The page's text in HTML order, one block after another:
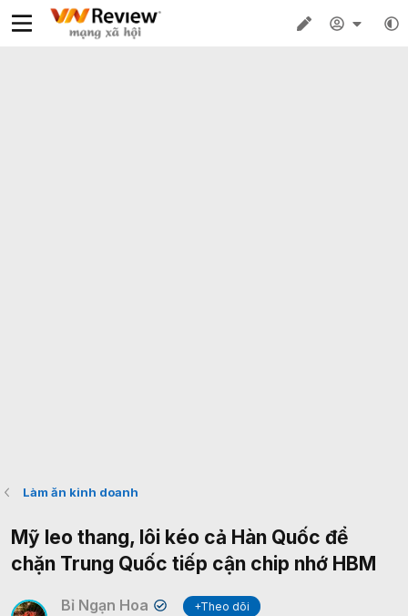
Làm ăn kinh doanh
Mỹ leo thang, lôi kéo cả Hàn Quốc để
chặn Trung Quốc tiếp cận chip nhớ HBM
Bỉ Ngạn Hoa ✔
+Theo dõi